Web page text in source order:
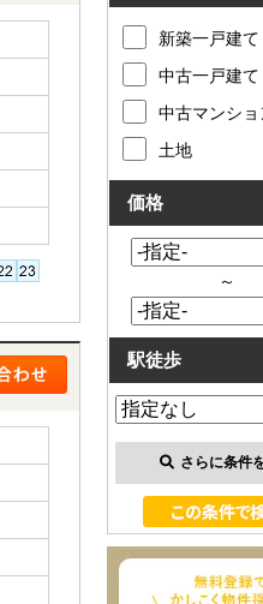
新築一戸建て
中古一戸建て
中古マンショ
土地
価格
～
駅徒歩
さらに条件